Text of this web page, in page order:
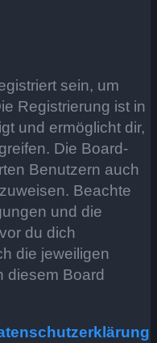
sein, um
Registrierung ist in
und ermöglicht dir,
Die Board-
Benutzern auch
Beachte
und die
du dich
die jeweiligen
diesem Board